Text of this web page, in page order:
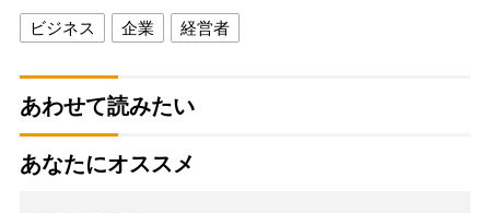
ビジネス 企業 経営者
あわせて読みたい
あなたにオススメ